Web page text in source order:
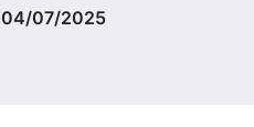
04/07/2025